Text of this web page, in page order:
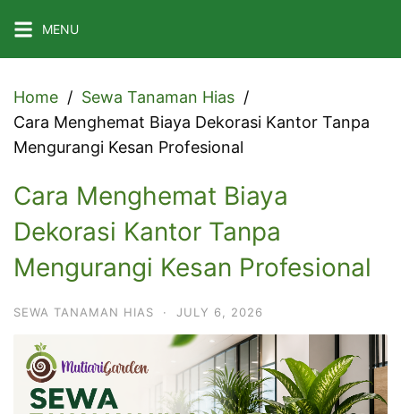
to
MENU
Home
Sewa Tanaman Hias
Cara Menghemat Biaya Dekorasi Kantor Tanpa
Mengurangi Kesan Profesional
Cara Menghemat Biaya
Dekorasi Kantor Tanpa
Mengurangi Kesan Profesional
SEWA TANAMAN HIAS · JULY 6, 2026